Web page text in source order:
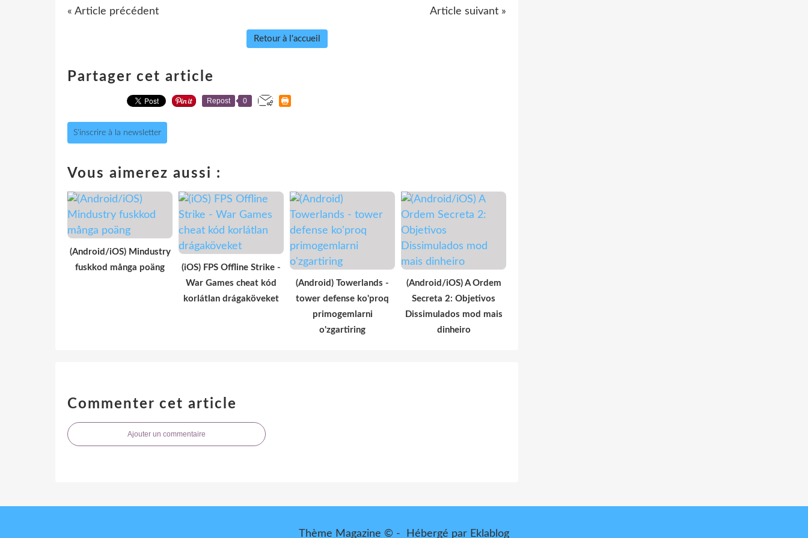
« Article précédent Article suivant »
Retour à l'accueil
Partager cet article
Repost 0
S'inscrire à la newsletter
Vous aimerez aussi :
(Android/iOS) Mindustry
fuskkod många poäng
(iOS) FPS Offline Strike -
War Games cheat kód
korlátlan drágaköveket
(Android) Towerlands -
tower defense ko'proq
primogemlarni
o'zgartiring
(Android/iOS) A Ordem
Secreta 2: Objetivos
Dissimulados mod mais
dinheiro
Commenter cet article
Ajouter un commentaire
Thème Magazine © - Hébergé par Eklablog